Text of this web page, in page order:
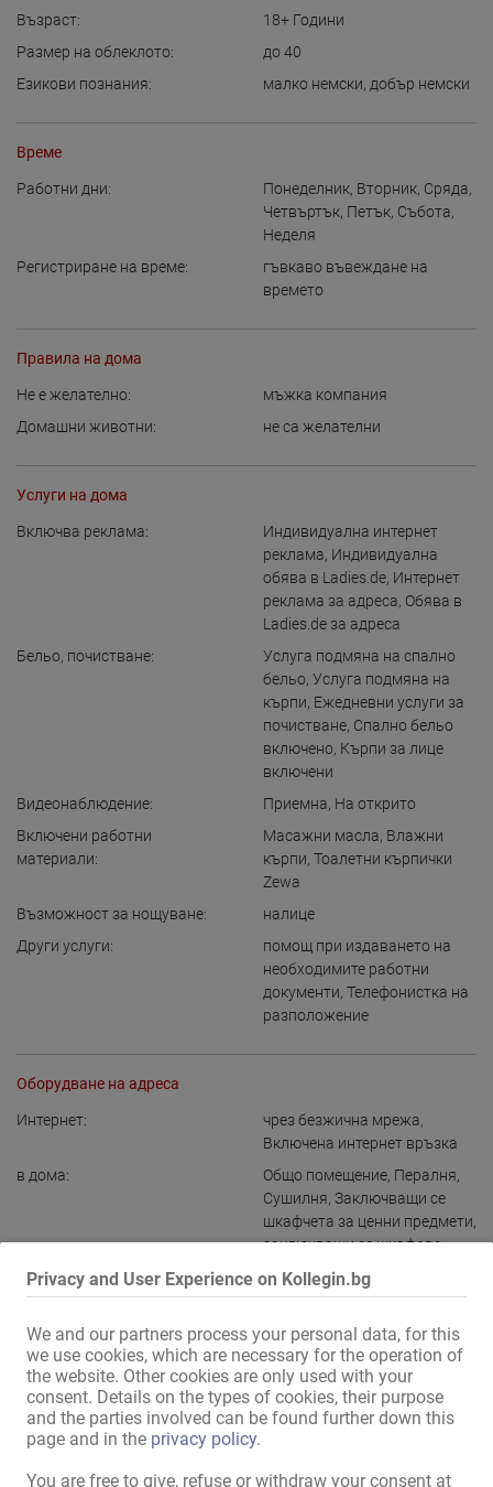
Privacy and User Experience on Kollegin.bg
We and our partners process your personal data, for this
we use cookies, which are necessary for the operation of
the website. Other cookies are only used with your
consent. Details on the types of cookies, their purpose
and the parties involved can be found further down this
page and in the privacy policy.
You are free to give, refuse or withdraw your consent at
Възраст:
18+ Години
Размер на облеклото:
до 40
Езикови познания:
малко немски, добър немски
Време
Работни дни: Понеделник, Вторник, Сряда,
Четвъртък, Петък, Събота,
Неделя
Регистриране на време:
гъвкаво въвеждане на
времето
Правила на дома
Не е желателно:
мъжка компания
Домашни животни:
не са желателни
Услуги на дома
Включва реклама:
Индивидуална интернет
реклама, Индивидуална
обява в Ladies.de, Интернет
реклама за адреса, Обява в
Ladies.de за адреса
Бельо, почистване:
Услуга подмяна на спално
бельо, Услуга подмяна на
кърпи, Ежедневни услуги за
почистване, Спално бельо
включено, Кърпи за лице
включени
Видеонаблюдение:
Приемна, На открито
Включени работни
материали:
Масажни масла, Влажни
кърпи, Тоалетни кърпички
Zewa
Възможност за нощуване:
налице
Други услуги:
помощ при издаването на
необходимите работни
документи, Телефонистка на
разположение
Оборудване на адреса
Интернет: чрез безжична мрежа,
Включена интернет връзка
в дома:
Общо помещение, Пералня,
Сушилня, Заключващи се
шкафчета за ценни предмети,
заключващи се шкафове,
Съблекалня за дамите
Кухня:
за общо ползване,Вградена
сядане и хранене
Баня:
Душ, Вана ,за общо ползване
Зона за гости:
Стая за масажи
Външно представление /